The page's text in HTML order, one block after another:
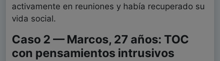
activamente en reuniones y había recuperado su
vida social.
Caso 2 — Marcos, 27 años: TOC
con pensamientos intrusivos